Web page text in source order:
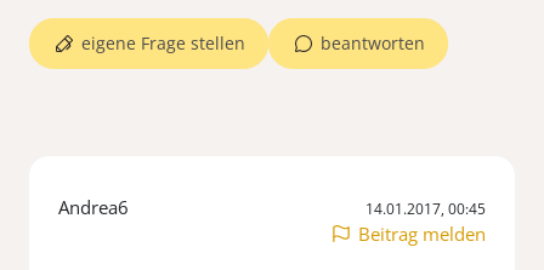
beantworten
eigene Frage stellen
Andrea6 14.01.2017, 00:45
Beitrag melden